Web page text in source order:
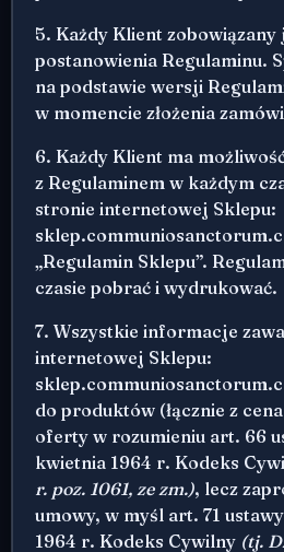
5. Każdy Klient
postanowienia Regulaminu.
na podstawie wersji
w momencie złożenia
6. Każdy Klient ma
z Regulaminem w każdym
stronie internetowej Sklepu:
„Regulamin Sklepu”.
czasie pobrać i wydrukować.
7. Wszystkie informacje
internetowej Sklepu:
do produktów (łącznie z
oferty w rozumieniu art. 66
kwietnia 1964 r. Kodeks
r. poz. 1061, ze zm.), lecz
umowy, w myśl art. 71
1964 r. Kodeks Cywilny (tj.